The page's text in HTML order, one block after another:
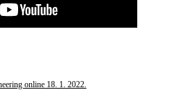
online 18. 1. 2022.